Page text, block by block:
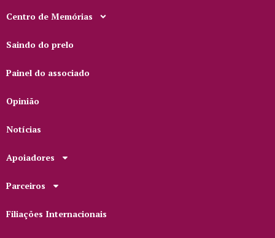
Centro de Memórias
Saindo do prelo
Painel do associado
Opinião
Notícias
Apoiadores
Parceiros
Filiações Internacionais